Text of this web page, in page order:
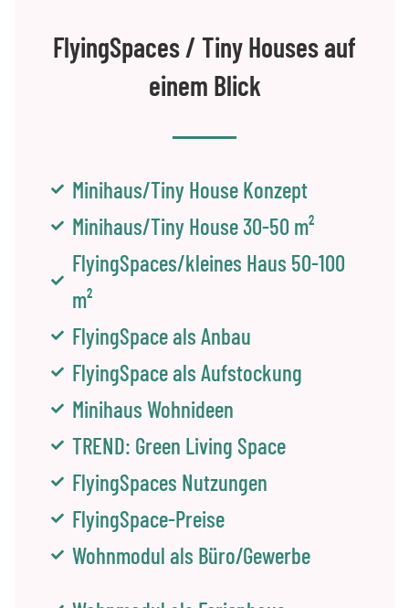
FlyingSpaces / Tiny Houses auf
einem Blick
Minihaus/Tiny House Konzept
Minihaus/Tiny House 30-50 m²
FlyingSpaces/kleines Haus 50-100
m²
FlyingSpace als Anbau
FlyingSpace als Aufstockung
Minihaus Wohnideen
TREND: Green Living Space
FlyingSpaces Nutzungen
FlyingSpace-Preise
Wohnmodul als Büro/Gewerbe